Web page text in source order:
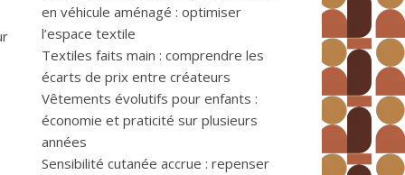
en véhicule aménagé : optimiser
l’espace textile
Textiles faits main : comprendre les
écarts de prix entre créateurs
Vêtements évolutifs pour enfants :
économie et praticité sur plusieurs
années
Sensibilité cutanée accrue : repenser